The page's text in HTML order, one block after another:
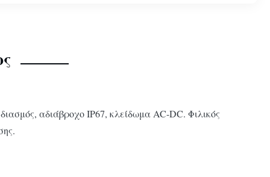
αδιάβροχο IP67, κλείδωμα AC-DC. Φιλικός